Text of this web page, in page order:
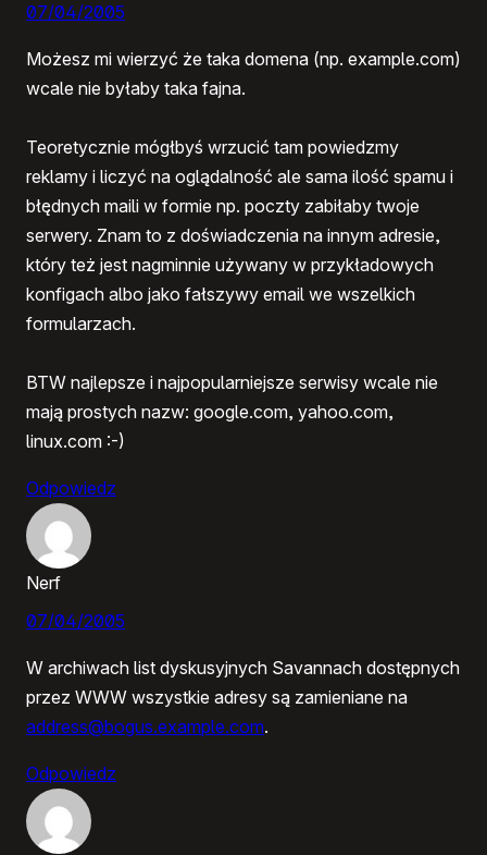
07/04/2005
Możesz mi wierzyć że taka domena (np. example.com)
wcale nie byłaby taka fajna.
Teoretycznie mógłbyś wrzucić tam powiedzmy
reklamy i liczyć na oglądalność ale sama ilość spamu i
błędnych maili w formie np. poczty zabiłaby twoje
serwery. Znam to z doświadczenia na innym adresie,
który też jest nagminnie używany w przykładowych
konfigach albo jako fałszywy email we wszelkich
formularzach.
BTW najlepsze i najpopularniejsze serwisy wcale nie
mają prostych nazw: google.com, yahoo.com,
linux.com :-)
Odpowiedz
Nerf
07/04/2005
W archiwach list dyskusyjnych Savannach dostępnych
przez WWW wszystkie adresy są zamieniane na
address@bogus.example.com.
Odpowiedz